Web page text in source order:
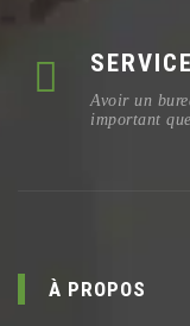
Avoir un
important
À PROPOS